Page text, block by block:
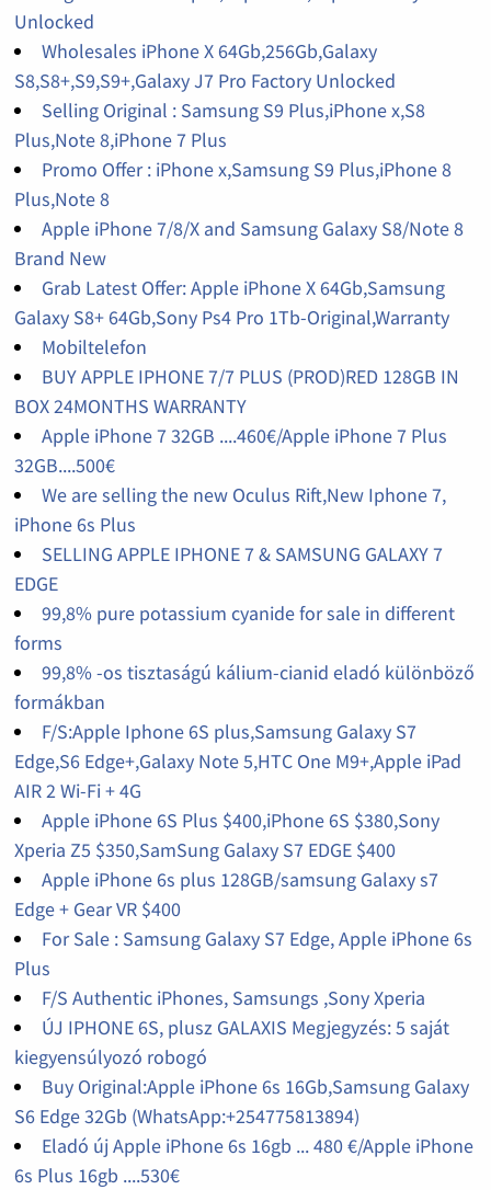
Unlocked
Wholesales iPhone X 64Gb,256Gb,Galaxy
S8,S8+,S9,S9+,Galaxy J7 Pro Factory Unlocked
Selling Original : Samsung S9 Plus,iPhone x,S8
Plus,Note 8,iPhone 7 Plus
Promo Offer : iPhone x,Samsung S9 Plus,iPhone 8
Plus,Note 8
Apple iPhone 7/8/X and Samsung Galaxy S8/Note 8
Brand New
Grab Latest Offer: Apple iPhone X 64Gb,Samsung
Galaxy S8+ 64Gb,Sony Ps4 Pro 1Tb-Original,Warranty
Mobiltelefon
BUY APPLE IPHONE 7/7 PLUS (PROD)RED 128GB IN
BOX 24MONTHS WARRANTY
Apple iPhone 7 32GB ....460€/Apple iPhone 7 Plus
32GB....500€
We are selling the new Oculus Rift,New Iphone 7,
iPhone 6s Plus
SELLING APPLE IPHONE 7 & SAMSUNG GALAXY 7
EDGE
99,8% pure potassium cyanide for sale in different
forms
99,8% -os tisztaságú kálium-cianid eladó különböző
formákban
F/S:Apple Iphone 6S plus,Samsung Galaxy S7
Edge,S6 Edge+,Galaxy Note 5,HTC One M9+,Apple iPad
AIR 2 Wi-Fi + 4G
Apple iPhone 6S Plus $400,iPhone 6S $380,Sony
Xperia Z5 $350,SamSung Galaxy S7 EDGE $400
Apple iPhone 6s plus 128GB/samsung Galaxy s7
Edge + Gear VR $400
For Sale : Samsung Galaxy S7 Edge, Apple iPhone 6s
Plus
F/S Authentic iPhones, Samsungs ,Sony Xperia
ÚJ IPHONE 6S, plusz GALAXIS Megjegyzés: 5 saját
kiegyensúlyozó robogó
Buy Original:Apple iPhone 6s 16Gb,Samsung Galaxy
S6 Edge 32Gb (WhatsApp:+254775813894)
Eladó új Apple iPhone 6s 16gb ... 480 €/Apple iPhone
6s Plus 16gb ....530€